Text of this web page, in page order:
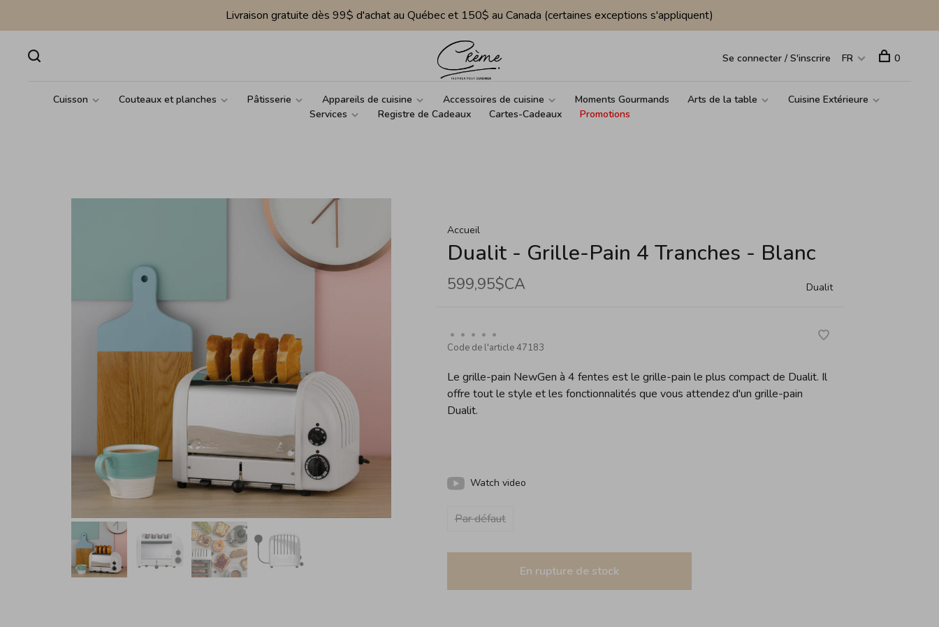
Livraison gratuite dès 99$ d'achat au Québec et 150$ au Canada (certaines exceptions s'appliquent)
Cuisson Couteaux et planches Pâtisserie Appareils de cuisine Accessoires de cuisine Moments Gourmands Arts de la table
Cuisine Extérieure
Services
Registre de Cadeaux Cartes-Cadeaux Promotions
Se connecter / S'inscrire FR 0
Accueil
Dualit - Grille-Pain 4 Tranches - Blanc
599,95$CA Dualit
• • • • •
Code de l'article47183
Le grille-pain NewGen à 4 fentes est le grille-pain le plus compact de Dualit. Il
offre tout le style et les fonctionnalités que vous attendez d'un grille-pain
Dualit.
Watch video
Par défaut
En rupture de stock